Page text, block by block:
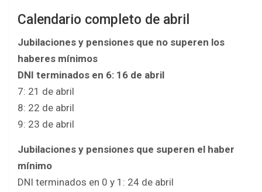
Calendario completo de abril
Jubilaciones y pensiones que no superen los
haberes mínimos
DNI terminados en 6: 16 de abril
7: 21 de abril
8: 22 de abril
9: 23 de abril
Jubilaciones y pensiones que superen el haber
mínimo
DNI terminados en 0 y 1: 24 de abril